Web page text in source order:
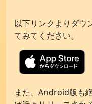
以下リンクよりダウ
てみてください。
また、Android版も